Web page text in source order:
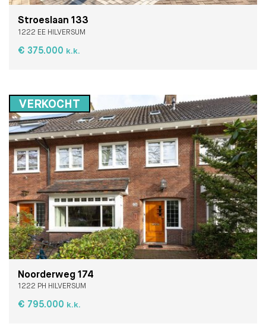
Stroeslaan 133
1222 EE HILVERSUM
€ 375.000 k.k.
VERKOCHT
Noorderweg 174
1222 PH HILVERSUM
€ 795.000 k.k.